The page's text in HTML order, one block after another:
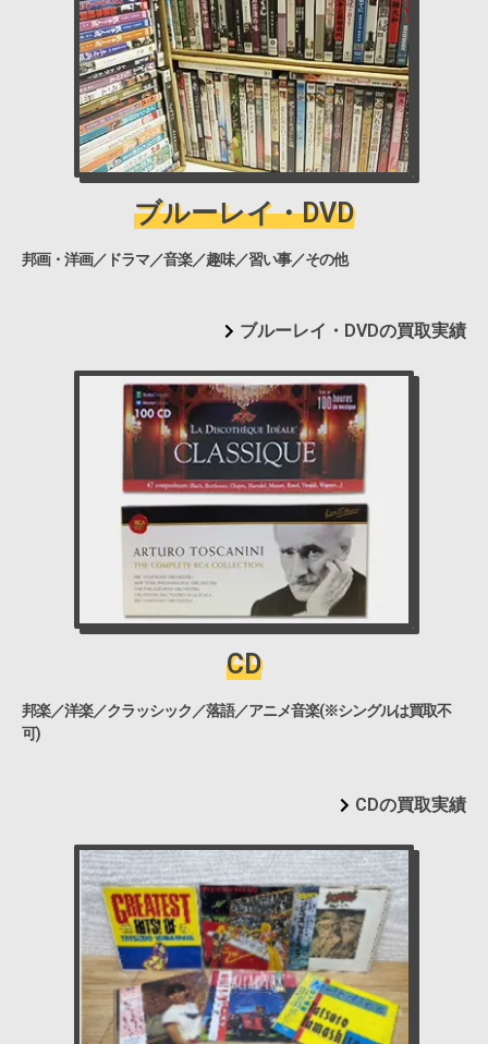
ブルーレイ・DVD
邦画・洋画／ドラマ／音楽／趣味／習い事／その他
ブルーレイ・DVDの買取実績
CD
邦楽／洋楽／クラッシック／落語／アニメ音楽(※シングルは買取不
可)
CDの買取実績